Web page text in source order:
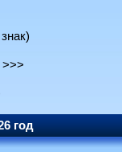
>>>
год